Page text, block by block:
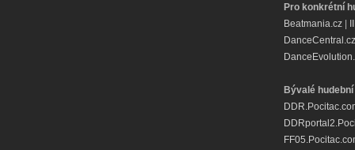
Pro konkrétní
Beatmania.cz
DanceCentral.cz
Bývalé